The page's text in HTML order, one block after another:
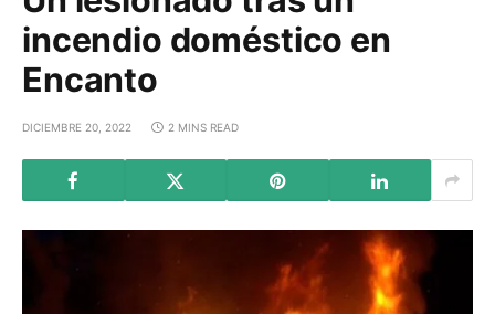
incendio doméstico en
Encanto
DICIEMBRE 20, 2022 2 MINS READ